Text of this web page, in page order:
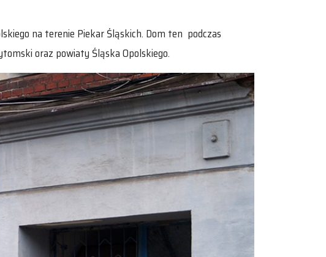
na terenie Piekar Śląskich. Dom ten podczas
oraz powiaty Śląska Opolskiego.